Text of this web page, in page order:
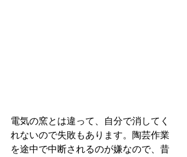
電気の窯とは違って、自分で消してく
れないので失敗もあります。陶芸作業
を途中で中断されるのが嫌なので、昔